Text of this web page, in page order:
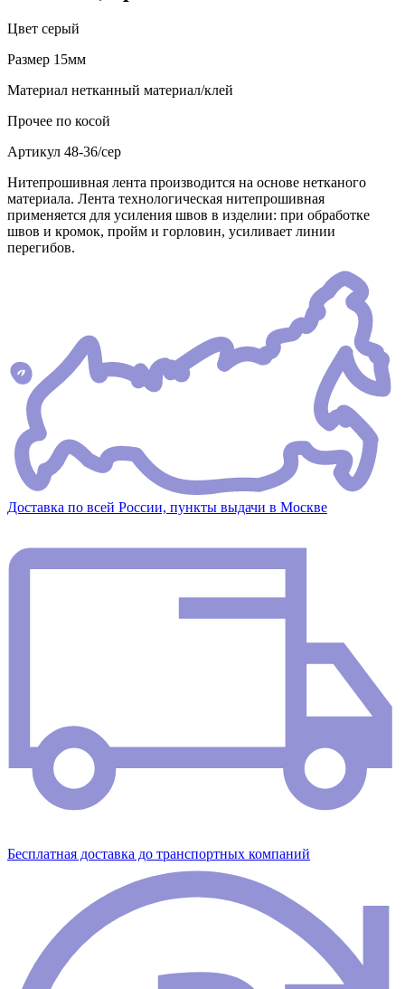
Цвет серый
Размер 15мм
Материал нетканный материал/клей
Прочее по косой
Артикул 48-36/сер
Нитепрошивная лента производится на основе нетканого
материала. Лента технологическая нитепрошивная
применяется для усиления швов в изделии: при обработке
швов и кромок, пройм и горловин, усиливает линии
перегибов.
Доставка по всей России, пункты выдачи в Москве
Бесплатная доставка до транспортных компаний